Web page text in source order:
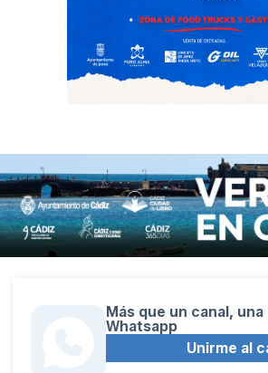
Más que un canal,
Whatsapp
Unirme al